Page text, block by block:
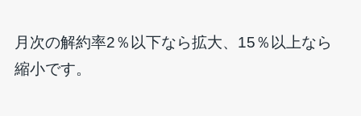
月次の解約率2％以下なら拡大、15％以上なら
縮小です。